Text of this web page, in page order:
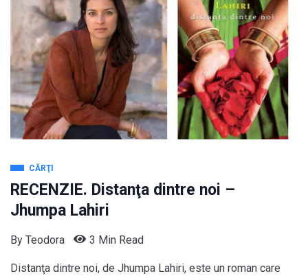
CĂRŢI
RECENZIE. Distanţa dintre noi –
Jhumpa Lahiri
By Teodora 3 Min Read
Distanţa dintre noi, de Jhumpa Lahiri, este un roman care